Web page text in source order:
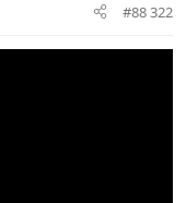
#88 322